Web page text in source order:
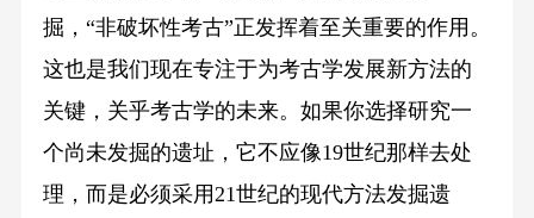
掘，“非破坏性考古”正发挥着至关重要的作用。
这也是我们现在专注于为考古学发展新方法的
关键，关乎考古学的未来。如果你选择研究一
个尚未发掘的遗址，它不应像19世纪那样去处
理，而是必须采用21世纪的现代方法发掘遗